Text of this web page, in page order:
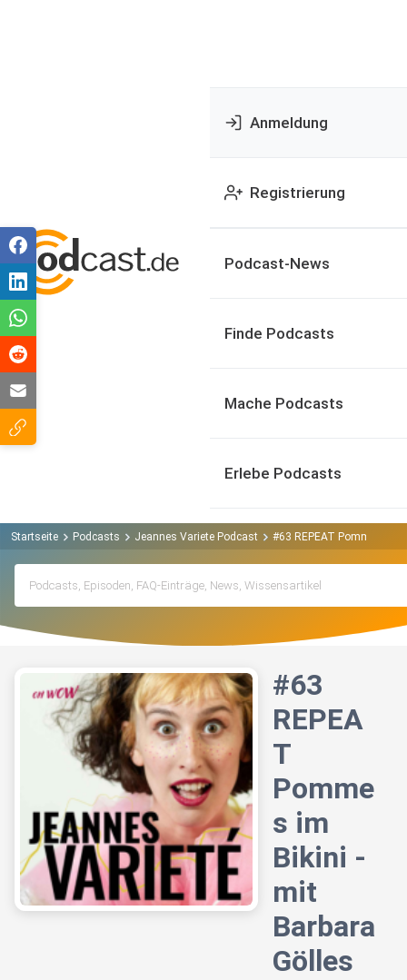
Anmeldung
Registrierung
Podcast-News
Finde Podcasts
Mache Podcasts
Erlebe Podcasts
Startseite Podcasts Jeannes Variete Podcast #63 REPEAT Pommes im
#63
REPEA
T
Pomme
s im
Bikini -
mit
Barbara
Gölles